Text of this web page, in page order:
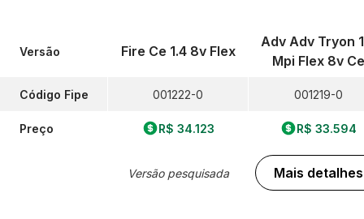
Versão
Código Fipe
Preço
Fire Ce 1.4 8v Flex
001222-0
R$ 34.123
Versão pesquisada
Adv Adv Tryon
Mpi Flex 8v Ce
001219-0
R$ 33.594
Mais detalhes